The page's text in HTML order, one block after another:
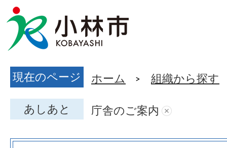
現在のページ ホーム 組織から探す
あしあと 庁舎のご案内